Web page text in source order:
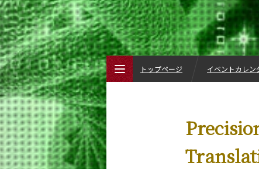
トップページ イベントカレン
生命理工学系について